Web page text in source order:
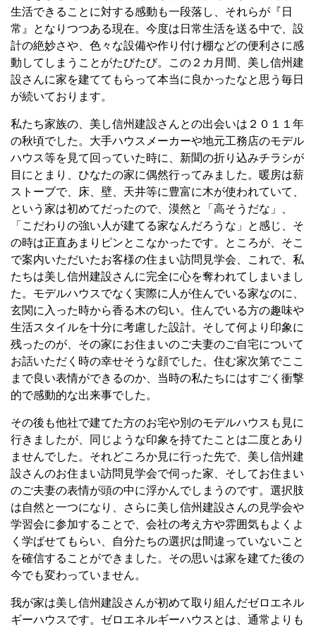
生活できることに対する感動も一段落し、それらが『日
常』となりつつある現在。今度は日常生活を送る中で、設
計の絶妙さや、色々な設備や作り付け棚などの便利さに感
動してしまうことがたびたび。この２カ月間、美し信州建
設さんに家を建ててもらって本当に良かったなと思う毎日
が続いております。
私たち家族の、美し信州建設さんとの出会いは２０１１年
の秋頃でした。大手ハウスメーカーや地元工務店のモデル
ハウス等を見て回っていた時に、新聞の折り込みチラシが
目にとまり、ひなたの家に偶然行ってみました。暖房は薪
ストーブで、床、壁、天井等に豊富に木が使われていて、
という家は初めてだったので、漠然と「高そうだな」、
「こだわりの強い人が建てる家なんだろうな」と感じ、そ
の時は正直あまりピンとこなかったです。ところが、そこ
で案内いただいたお客様の住まい訪問見学会、これで、私
たちは美し信州建設さんに完全に心を奪われてしまいまし
た。モデルハウスでなく実際に人が住んでいる家なのに、
玄関に入った時から香る木の匂い。住んでいる方の趣味や
生活スタイルを十分に考慮した設計。そして何より印象に
残ったのが、その家にお住まいのご夫妻のご自宅について
お話いただく時の幸せそうな顔でした。住む家次第でここ
まで良い表情ができるのか、当時の私たちにはすごく衝撃
的で感動的な出来事でした。
その後も他社で建てた方のお宅や別のモデルハウスも見に
行きましたが、同じような印象を持てたことは二度とあり
ませんでした。それどころか見に行った先で、美し信州建
設さんのお住まい訪問見学会で伺った家、そしてお住まい
のご夫妻の表情が頭の中に浮かんでしまうのです。選択肢
は自然と一つになり、さらに美し信州建設さんの見学会や
学習会に参加することで、会社の考え方や雰囲気もよくよ
く学ばせてもらい、自分たちの選択は間違っていないこと
を確信することができました。その思いは家を建てた後の
今でも変わっていません。
我が家は美し信州建設さんが初めて取り組んだゼロエネル
ギーハウスです。ゼロエネルギーハウスとは、通常よりも